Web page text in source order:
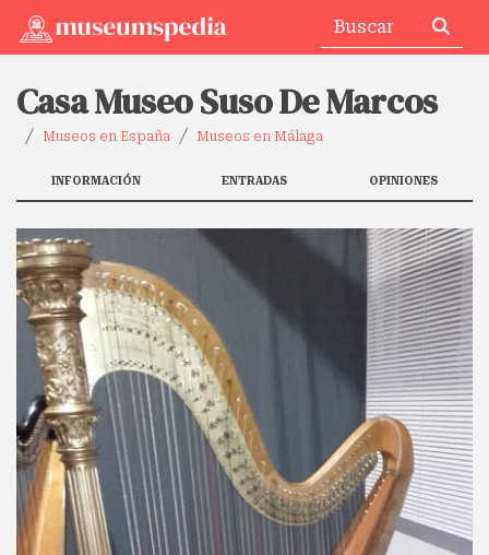
Casa Museo Suso De Marcos
Museos en España Museos en Málaga
INFORMACIÓN ENTRADAS OPINIONES